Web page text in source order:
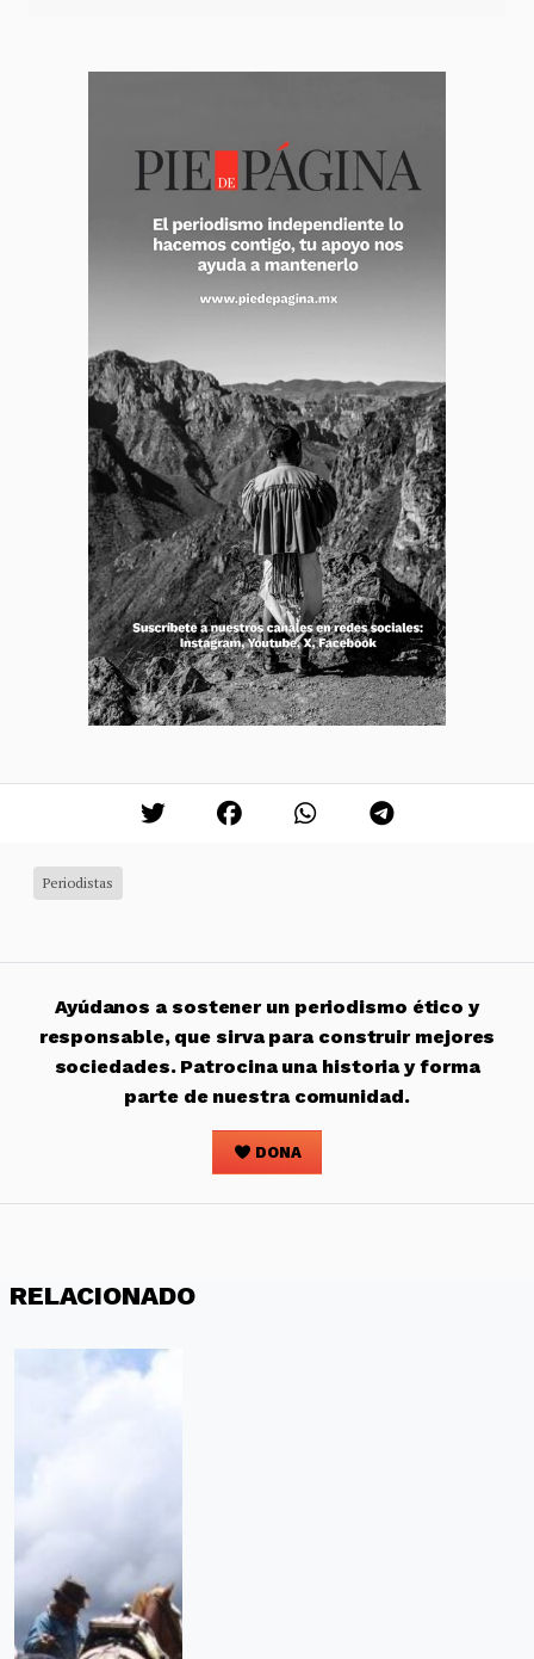
Periodistas
Ayúdanos a sostener un periodismo ético y
responsable, que sirva para construir mejores
sociedades. Patrocina una historia y forma
parte de nuestra comunidad.
DONA
RELACIONADO